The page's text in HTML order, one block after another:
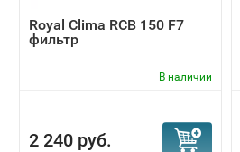
Royal Clima RCB 150 F7
фильтр
В наличии
2 240 руб.